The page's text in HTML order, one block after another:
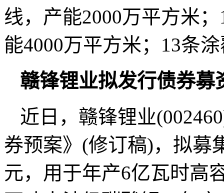
线，产能2000万平方米
能4000万平方米；13条
赣锋锂业拟发行债券募
近日，赣锋锂业
券预案》(修订稿)，拟募
元，用于年产6亿瓦时高